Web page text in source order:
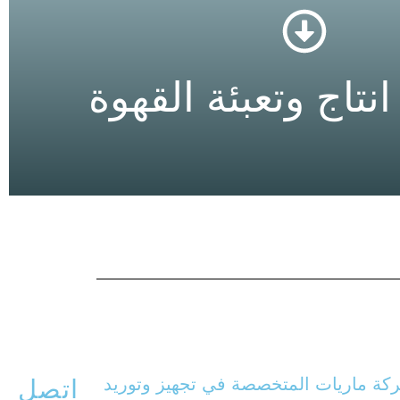
وتعبئة القهوة
وتعبئة القهوة
للمزيد
اتصل ماريات المتخصصة في تجهيز وتوريد